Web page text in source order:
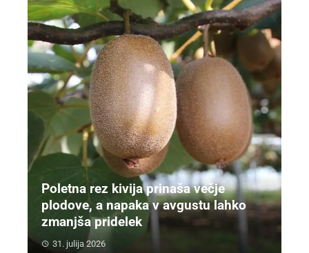
Poletna rez kivija prinaša večje
plodove, a napaka v avgustu lahko
zmanjša pridelek
31. julija 2026